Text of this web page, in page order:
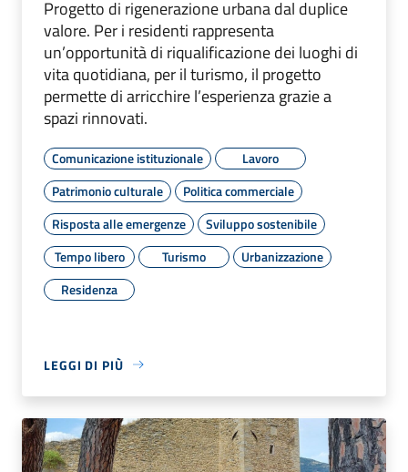
Progetto di rigenerazione urbana dal duplice
valore. Per i residenti rappresenta
un’opportunità di riqualificazione dei luoghi di
vita quotidiana, per il turismo, il progetto
permette di arricchire l’esperienza grazie a
spazi rinnovati.
Comunicazione istituzionale
Lavoro
Patrimonio culturale
Politica commerciale
Risposta alle emergenze
Sviluppo sostenibile
Tempo libero
Turismo
Urbanizzazione
Residenza
LEGGI DI PIÙ